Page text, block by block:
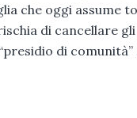
che oggi assume
di cancellare gli
di comunità”